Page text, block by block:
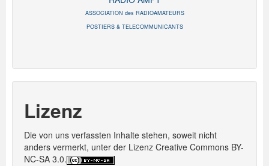
ASSOCIATION des RADIOAMATEURS
POSTIERS & TELECOMMUNICANTS
Lizenz
Die von uns verfassten Inhalte stehen, soweit nicht
anders vermerkt, unter der Lizenz Creative Commons BY-
NC-SA 3.0.